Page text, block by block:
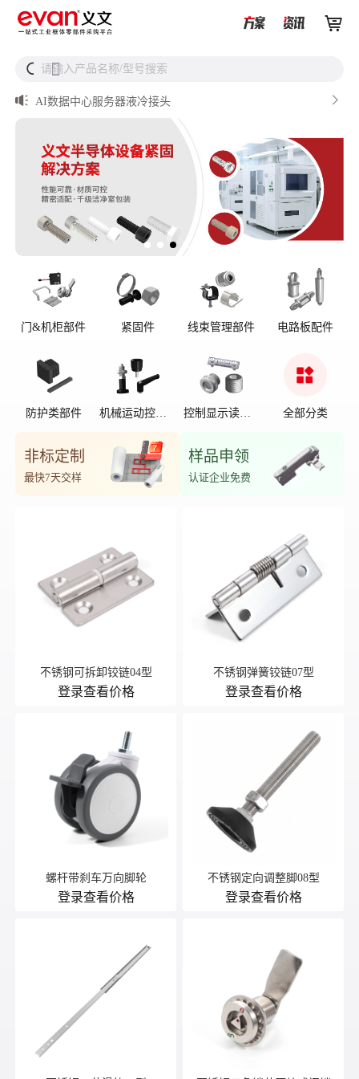

 
请输入产品名称/型号搜索
解决方案
储能逆变器密封件推介
AI数据中心服务器液冷接头 
UQD vs UQDB怎么选？数据中心液冷接头选型（含OCP标
储能设备为什么必须用防松螺母？ 
门&机柜部件 紧固件 线束管理部件 电路板配件
防护类部件
机械运动控制
控制显示读数
全部分类
非标定制
最快7天交样
样品申领
认证企业免费
不锈钢可拆卸铰链04型
登录查看价格
不锈钢弹簧铰链07型
登录查看价格
螺杆带刹车万向脚轮
登录查看价格
不锈钢定向调整脚08型
登录查看价格